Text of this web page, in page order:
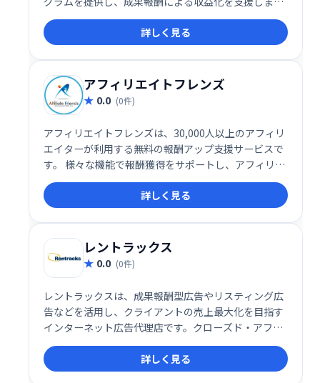
す。
詳しく見る
アフィリエイトフレンズ
0.0 (0件)
アフィリエイトフレンズは、30,000人以上のアフィリ
エイターが利用する無料の報酬アップ支援サービスで
す。 様々な機能で報酬獲得をサポートし、アフィリエ
イト活動の効率化を促進します。 無料で利用でき、手
軽に始められるので、初心者からベテランまで幅広く
活用できます。アフィリエイト活動の成功を支援しま
す。
詳しく見る
レントラックス
0.0 (0件)
レントラックスは、成果報酬型広告やリスティング広
告などを活用し、クライアントの売上最大化を目指す
インターネット広告代理店です。クローズド・アフィ
リエイトネットワークによるASP事業も展開してお
り、効果的な広告戦略でビジネス成長をサポートしま
す。
詳しく見る